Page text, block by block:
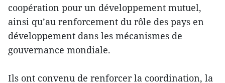
coopération pour un développement mutuel,
ainsi qu’au renforcement du rôle des pays en
développement dans les mécanismes de
gouvernance mondiale.
Ils ont convenu de renforcer la coordination, la